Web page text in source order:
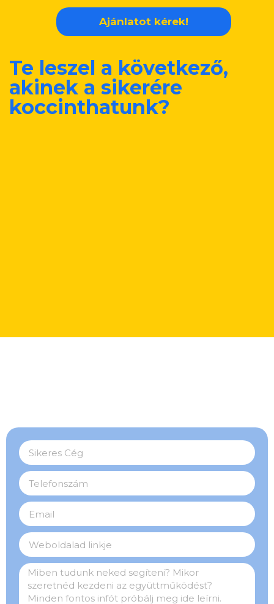
Te leszel a következő,
akinek a sikerére
koccinthatunk?
Ajánlatot kérek!